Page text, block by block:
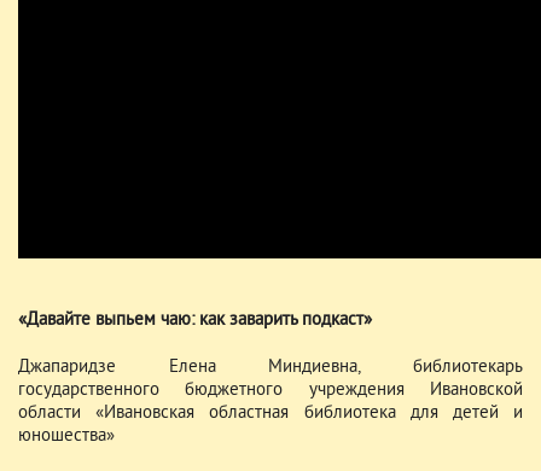
«Давайте выпьем чаю: как заварить подкаст»
Джапаридзе Елена Миндиевна, библиотекарь
государственного бюджетного учреждения Ивановской
области «Ивановская областная библиотека для детей и
юношества»